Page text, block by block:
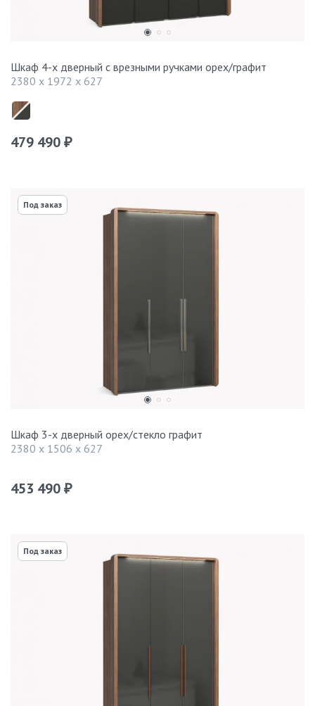
Шкаф 4-х дверный с врезными ручками орех/графит
2380 x 1972 x 627
479 490 ₽
Под заказ
Шкаф 3-х дверный орех/стекло графит
2380 x 1506 x 627
453 490 ₽
Под заказ